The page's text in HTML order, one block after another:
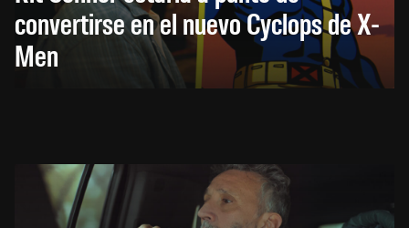
convertirse en el nuevo Cyclops de X-
Men